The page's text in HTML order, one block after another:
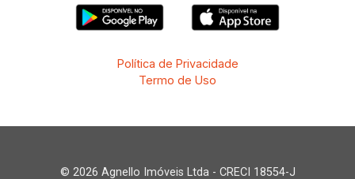
Política de Privacidade
Termo de Uso
© 2026 Agnello Imóveis Ltda - CRECI 18554-J